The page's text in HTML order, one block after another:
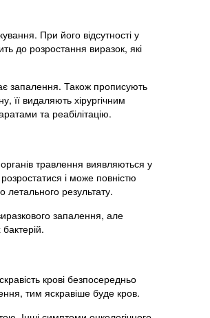
При його відсутності у
до розростання виразок, які
запалення. Також прописують
її видаляють хірургічним
та реабілітацію.
травлення виявляються у
і може повністю
результату.
запалення, але
крові безпосередньо
тим яскравіше буде кров.